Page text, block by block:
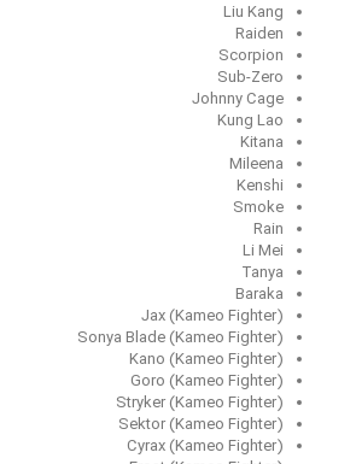
Liu Kang
Raiden
Scorpion
Sub-Zero
Johnny Cage
Kung Lao
Kitana
Mileena
Kenshi
Smoke
Rain
Li Mei
Tanya
Baraka
Jax (Kameo Fighter)
Sonya Blade (Kameo Fighter)
Kano (Kameo Fighter)
Goro (Kameo Fighter)
Stryker (Kameo Fighter)
Sektor (Kameo Fighter)
Cyrax (Kameo Fighter)